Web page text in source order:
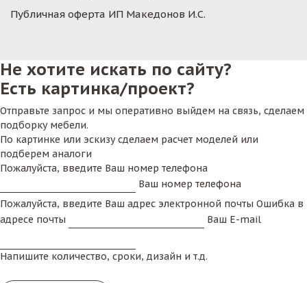
Публичная оферта ИП Македонов И.С.
Не хотите искать по сайту?
Есть картинка/проект?
Отправьте запрос и мы оперативно выйдем на связь, сделаем
подборку мебели.
По картинке или эскизу сделаем расчет моделей или
подберем аналоги
Пожалуйста, введите Ваш номер телефона
Ваш номер телефона
Пожалуйста, введите Ваш адрес электронной почты Ошибка в
адресе почты
Ваш E-mail
Напишите количество, сроки, дизайн и т.д.